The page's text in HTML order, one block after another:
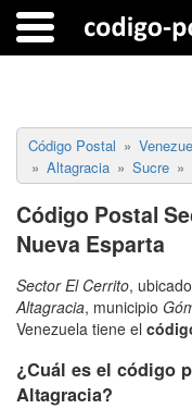
Código Postal
Altagracia
Sucre
Código Postal
Nueva Esparta
Sector El Cerrito,
Altagracia, municipio
Venezuela tiene el
¿Cuál es el código
Altagracia?